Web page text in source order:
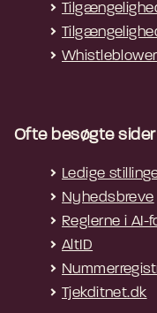
Ofte besøgte sider
Ledige
Nyhedsbreve
Reglerne i AI-
AltID
Tjekditnet.dk